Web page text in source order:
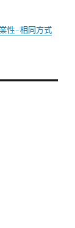
性-相同方式